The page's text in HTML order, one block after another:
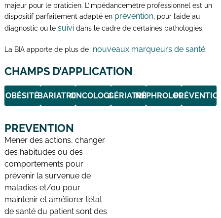
majeur pour le praticien. L’impédancemètre professionnel est un
dispositif parfaitement adapté en prévention, pour l’aide au
diagnostic ou le suividans le cadre de certaines pathologies.
La BIA apporte de plus de nouveaux marqueurs de santé.
CHAMPS D’APPLICATION
OBÉSITÉBARIATRIEONCOLOGIEGÉRIATRIENÉPHROLOGIE
PREVENTION
Mener des actions, changer
des habitudes ou des
comportements pour
prévenir la survenue de
maladies et/ou pour
maintenir et améliorer l’état
de santé du patient sont des